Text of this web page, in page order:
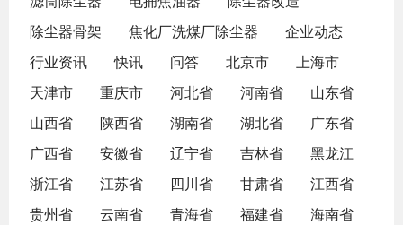
除尘器骨架
焦化厂洗煤厂除尘器
企业动态
行业资讯
快讯 问答 北京市
上海市
天津市
重庆市 河北省 河南省
山东省
山西省
陕西省 湖南省 湖北省
广东省
广西省
安徽省 辽宁省 吉林省
黑龙江
浙江省
江苏省 四川省 甘肃省
江西省
贵州省
云南省 青海省 福建省
海南省